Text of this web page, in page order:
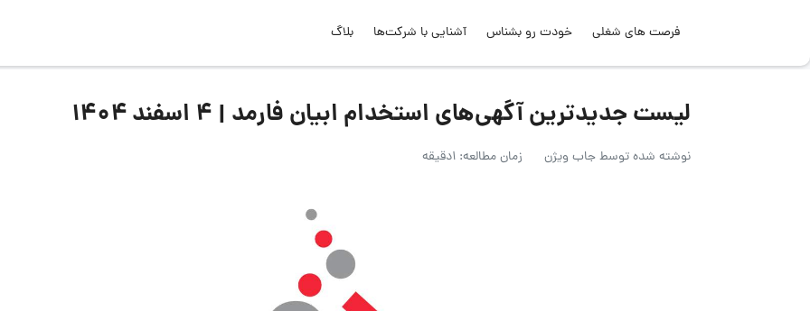
فرصت های شغلی خودت رو بشناس آشنایی با شرکت‌ها بلاگ
لیست جدیدترین آگهی‌های استخدام ابیان فارمد | 4 اسفند ۱۴۰۴
نوشته شده توسطجاب ویژن زمان مطالعه: 1دقیقه